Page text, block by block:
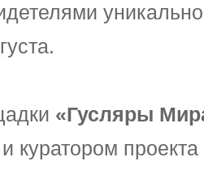
«Гусляры
куратором